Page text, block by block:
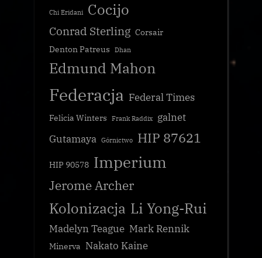
Chi Eridani Cocijo
Conrad Sterling Corsair
Denton Patreus
Dhan
Edmund Mahon
Federacja Federal Times
Felicia Winters Frank Raddix
galnet
Gutamaya Górnictwo HIP 87621
HIP 90578 Imperium
Jerome Archer
Kolonizacja Li Yong-Rui
Madelyn Teague Mark Rennik
Minerva Nakato Kaine